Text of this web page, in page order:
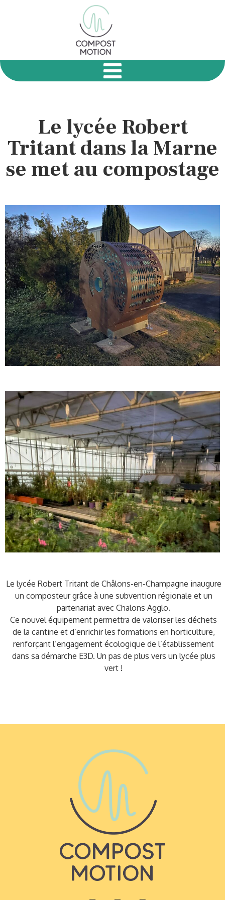
Le lycée Robert
Tritant dans la Marne
se met au compostage
Le lycée Robert Tritant de Châlons-en-Champagne inaugure
un composteur grâce à une subvention régionale et un
partenariat avec Chalons Agglo.
Ce nouvel équipement permettra de valoriser les déchets
de la cantine et d’enrichir les formations en horticulture,
renforçant l’engagement écologique de l’établissement
dans sa démarche E3D. Un pas de plus vers un lycée plus
vert !